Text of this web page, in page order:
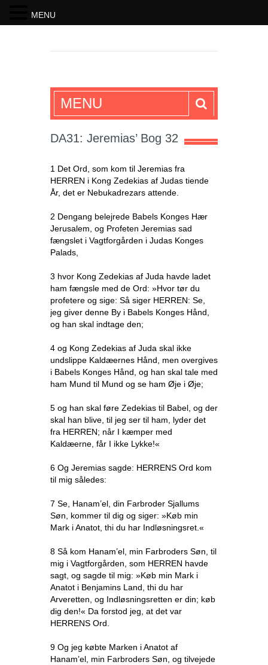
SKRIFTEN
MENU
DA31: Jeremias’ Bog 32
1 Det Ord, som kom til Jeremias fra
HERREN i Kong Zedekias af Judas tiende
År, det er Nebukadrezars attende.
2 Dengang belejrede Babels Konges Hær
Jerusalem, og Profeten Jeremias sad
fængslet i Vagtforgården i Judas Konges
Palads,
3 hvor Kong Zedekias af Juda havde ladet
ham fængsle med de Ord: »Hvor tør du
profetere og sige: Så siger HERREN: Se,
jeg giver denne By i Babels Konges Hånd,
og han skal indtage den;
4 og Kong Zedekias af Juda skal ikke
undslippe Kaldæernes Hånd, men overgives
i Babels Konges Hånd, og han skal tale med
ham Mund til Mund og se ham Øje i Øje;
5 og han skal føre Zedekias til Babel, og der
skal han blive, til jeg ser til ham, lyder det
fra HERREN; når I kæmper med
Kaldæerne, får I ikke Lykke!«
6 Og Jeremias sagde: HERRENS Ord kom
til mig således:
7 Se, Hanam’el, din Farbroder Sjallums
Søn, kommer til dig og siger: »Køb min
Mark i Anatot, thi du har Indløsningsret.«
8 Så kom Hanam’el, min Farbroders Søn, til
mig i Vagtforgården, som HERREN havde
sagt, og sagde til mig: »Køb min Mark i
Anatot i Benjamins Land, thi du har
Arveretten, og Indløsningsretten er din; køb
dig den!« Da forstod jeg, at det var
HERRENS Ord.
9 Og jeg købte Marken i Anatot af
Hanam’el, min Farbroders Søn, og tilvejede
MENU